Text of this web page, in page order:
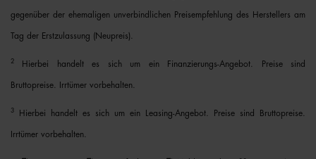
gegenüber der ehemaligen unverbindlichen Preisempfehlung des Herstellers am
Tag der Erstzulassung (Neupreis).
2 Hierbei handelt es sich um ein Finanzierungs-Angebot. Preise sind
Bruttopreise. Irrtümer vorbehalten.
3 Hierbei handelt es sich um ein Leasing-Angebot. Preise sind Bruttopreise.
Irrtümer vorbehalten.